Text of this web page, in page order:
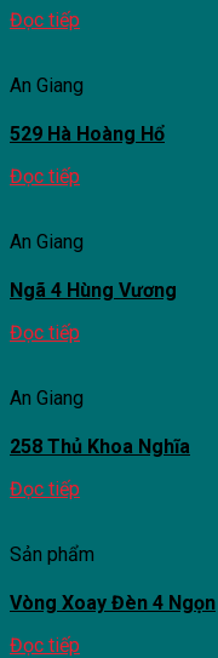
Đọc tiếp
An Giang
529 Hà Hoàng Hổ
Đọc tiếp
An Giang
Ngã 4 Hùng Vương
Đọc tiếp
An Giang
258 Thủ Khoa Nghĩa
Đọc tiếp
Sản phẩm
Vòng Xoay Đèn 4 Ngọn
Đọc tiếp